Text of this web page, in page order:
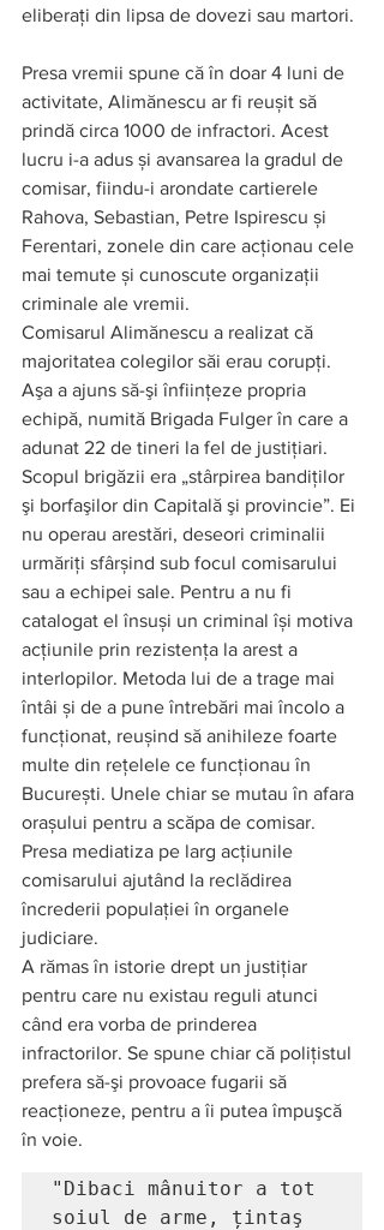
eliberați din lipsa de dovezi sau martori.
Presa vremii spune că în doar 4 luni de
activitate, Alimănescu ar fi reușit să
prindă circa 1000 de infractori. Acest
lucru i-a adus și avansarea la gradul de
comisar, fiindu-i arondate cartierele
Rahova, Sebastian, Petre Ispirescu și
Ferentari, zonele din care acționau cele
mai temute și cunoscute organizații
criminale ale vremii.
Comisarul Alimănescu a realizat că
majoritatea colegilor săi erau corupţi.
Aşa a ajuns să-şi înfiinţeze propria
echipă, numită Brigada Fulger în care a
adunat 22 de tineri la fel de justiţiari.
Scopul brigăzii era „stârpirea bandiţilor
şi borfaşilor din Capitală şi provincie”. Ei
nu operau arestări, deseori criminalii
urmăriți sfârșind sub focul comisarului
sau a echipei sale. Pentru a nu fi
catalogat el însuși un criminal își motiva
acțiunile prin rezistența la arest a
interlopilor. Metoda lui de a trage mai
întâi și de a pune întrebări mai încolo a
funcționat, reușind să anihileze foarte
multe din rețelele ce funcționau în
București. Unele chiar se mutau în afara
orașului pentru a scăpa de comisar.
Presa mediatiza pe larg acțiunile
comisarului ajutând la reclădirea
încrederii populației în organele
judiciare.
A rămas în istorie drept un justiţiar
pentru care nu existau reguli atunci
când era vorba de prinderea
infractorilor. Se spune chiar că poliţistul
prefera să-şi provoace fugarii să
reacţioneze, pentru a îi putea împuşcă
în voie.
"Dibaci mânuitor a tot
soiul de arme, țintaş